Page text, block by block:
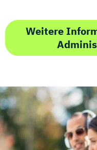
Weitere